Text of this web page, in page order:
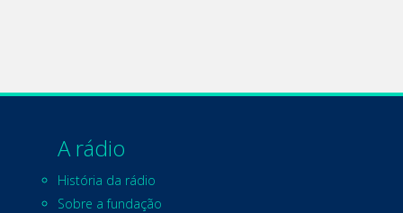
A rádio
História da rádio
Sobre a fundação